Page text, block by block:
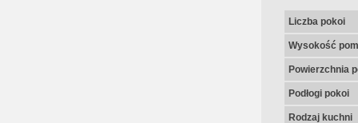
Liczba pokoi
Wysokość
Powierzchnia
Podłogi pokoi
Rodzaj kuchni